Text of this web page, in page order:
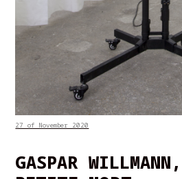
27 of November 2020
GASPAR